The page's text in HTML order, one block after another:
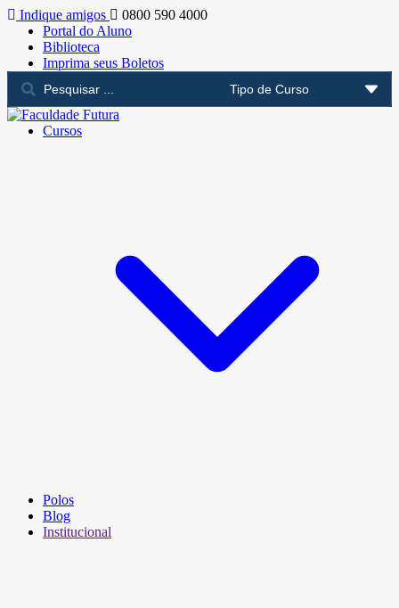
Indique amigos
0800 590 4000
Portal do Aluno
Biblioteca
Imprima seus Boletos
Cursos
Polos
Blog
Institucional